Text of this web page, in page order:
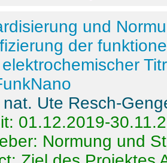
und
der
nat. Ute Resch-
01.12.2019-
Normung und